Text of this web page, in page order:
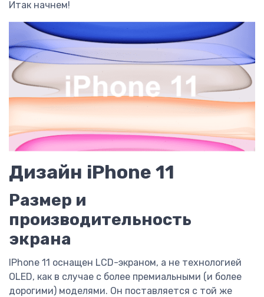
Итак начнем!
Дизайн iPhone 11
Размер и
производительность
экрана
IPhone 11 оснащен LCD-экраном, а не технологией
OLED, как в случае с более премиальными (и более
дорогими) моделями. Он поставляется с той же